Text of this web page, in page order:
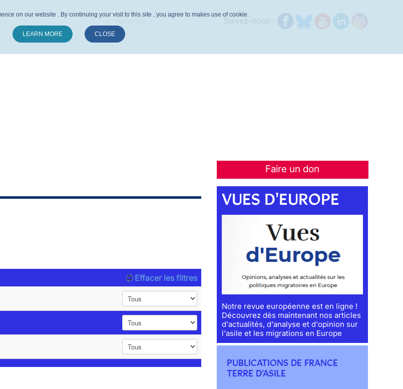
Faire un don
Effacer les filtres
VUES D'EUROPE
Notre revue européenne est en ligne !
Découvrez dès maintenant nos articles
d'actualités, d'analyse et d'opinion sur
l'asile et les migrations en Europe
PUBLICATIONS DE FRANCE
TERRE D'ASILE
on our website . By continuing your visit to this site , you agree to makes use of cookie.
LEARN MORE CLOSE